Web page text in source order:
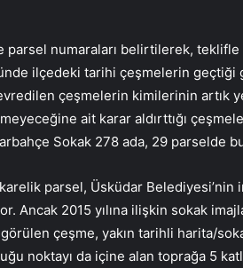
parsel numaraları belirtilerek,
ilçedeki tarihi çeşmelerin geçtiği
çeşmelerin kimilerinin artık
ait karar aldırttığı
Sokak 278 ada, 29 parselde
parsel, Üsküdar Belediyesi’nin
Ancak 2015 yılına ilişkin sokak
görülen çeşme, yakın tarihli harita/
noktayı da içine alan toprağa 5